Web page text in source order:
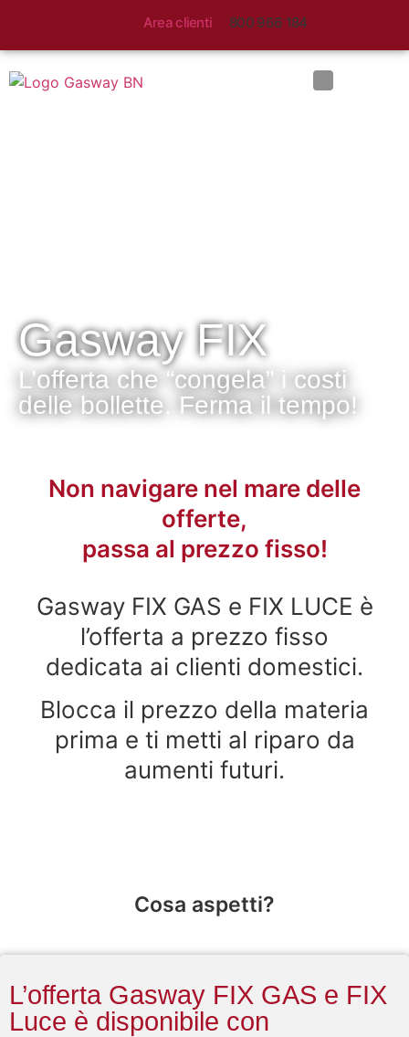
Area clienti 800 966 184
Gasway FIX
L’offerta che “congela” i costi
delle bollette. Ferma il tempo!
Non navigare nel mare delle
offerte,
passa al prezzo fisso!
Gasway FIX GAS e FIX LUCE è
l’offerta a prezzo fisso
dedicata ai clienti domestici.
Blocca il prezzo della materia
prima e ti metti al riparo da
aumenti futuri.
Cosa aspetti?
L’offerta Gasway FIX GAS e FIX
Luce è disponibile con